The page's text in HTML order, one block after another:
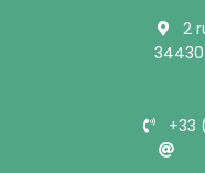
2
34430
+33